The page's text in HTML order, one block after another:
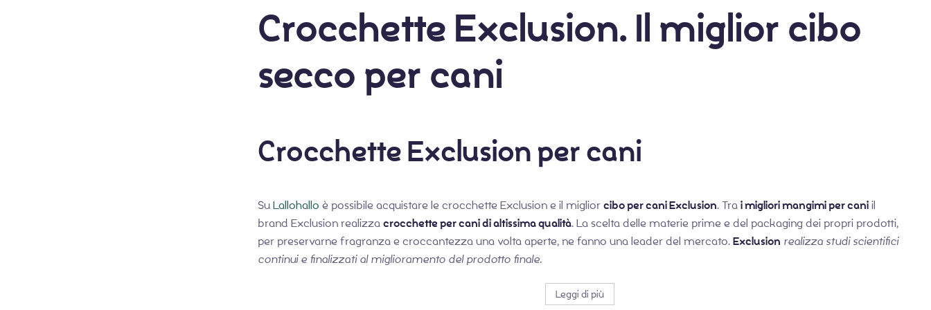
Crocchette Exclusion. Il miglior cibo
secco per cani
Crocchette Exclusion per cani
SuLallohallo è possibile acquistare le crocchette Exclusion e il migliorcibo per cani Exclusion. Trai migliori mangimi per caniil
brand Exclusionrealizzacrocchette per cani di altissima qualità. La scelta delle materie prime e del packaging dei propri prodotti,
per preservarne fragranza e croccantezza una volta aperte, ne fanno una leader del mercato.Exclusion realizza studi scientifici
continui e finalizzati al miglioramento del prodotto finale.
Leggi di più